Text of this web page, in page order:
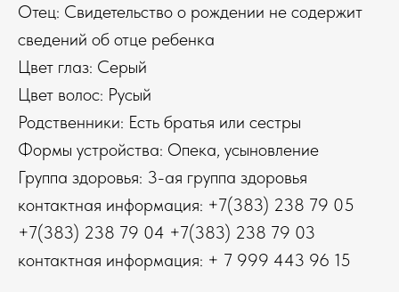
Отец: Свидетельство о рождении не содержит
сведений об отце ребенка
Цвет глаз: Серый
Цвет волос: Русый
Родственники: Есть братья или сестры
Формы устройства: Опека, усыновление
Группа здоровья: 3-ая группа здоровья
контактная информация: +7(383) 238 79 05
+7(383) 238 79 04 +7(383) 238 79 03
контактная информация: + 7 999 443 96 15